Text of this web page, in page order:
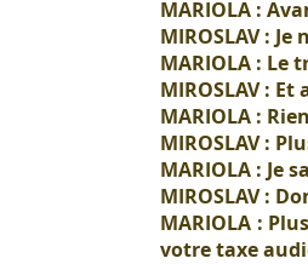
MARIOLA :
MIROSLAV :
MARIOLA : Le
MIROSLAV : Et
MARIOLA :
MIROSLAV :
MARIOLA : Je
MIROSLAV :
MARIOLA :
votre taxe